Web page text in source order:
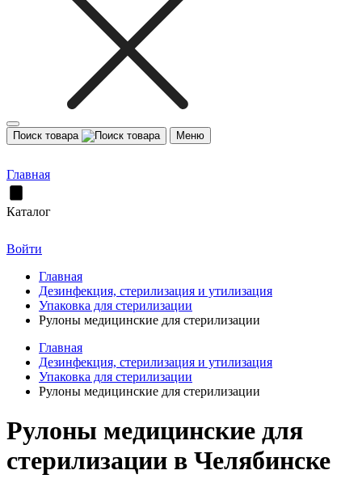
Поиск товара Меню
Главная
Каталог
Войти
Главная
Дезинфекция, стерилизация и утилизация
Упаковка для стерилизации
Рулоны медицинские для стерилизации
Главная
Дезинфекция, стерилизация и утилизация
Упаковка для стерилизации
Рулоны медицинские для стерилизации
Рулоны медицинские для
стерилизации в Челябинске